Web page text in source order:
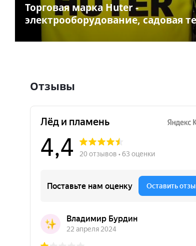
Торговая марка Huter -
электрооборудование, садовая
Отзывы